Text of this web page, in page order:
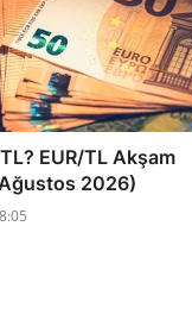
EUR/TL Akşam
2026)